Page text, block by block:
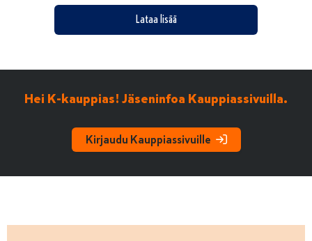
Lataa lisää
Hei K-kauppias! Jäseninfoa Kauppiassivuilla.
Kirjaudu Kauppiassivuille